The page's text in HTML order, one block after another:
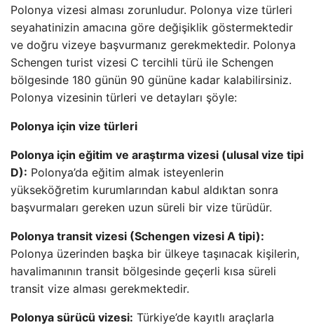
Polonya vizesi alması zorunludur. Polonya vize türleri
seyahatinizin amacına göre değişiklik göstermektedir
ve doğru vizeye başvurmanız gerekmektedir. Polonya
Schengen turist vizesi C tercihli türü ile Schengen
bölgesinde 180 günün 90 gününe kadar kalabilirsiniz.
Polonya vizesinin türleri ve detayları şöyle:
Polonya için vize türleri
Polonya için eğitim ve araştırma vizesi (ulusal vize tipi
D): Polonya’da eğitim almak isteyenlerin
yükseköğretim kurumlarından kabul aldıktan sonra
başvurmaları gereken uzun süreli bir vize türüdür.
Polonya transit vizesi (Schengen vizesi A tipi):
Polonya üzerinden başka bir ülkeye taşınacak kişilerin,
havalimanının transit bölgesinde geçerli kısa süreli
transit vize alması gerekmektedir.
Polonya sürücü vizesi: Türkiye’de kayıtlı araçlarla